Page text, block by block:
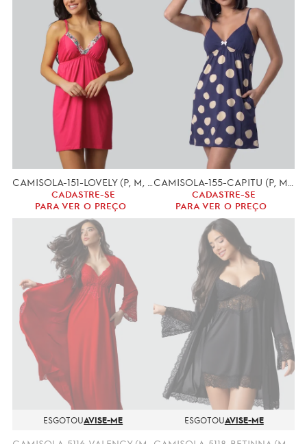
CADASTRE-SE
PARA VER O PREÇO
CADASTRE-SE
PARA VER O PREÇO
ESGOTOUAVISE-ME ESGOTOUAVISE-ME